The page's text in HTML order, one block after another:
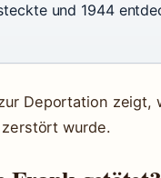
und 1944
Deportation zeigt,
wurde.